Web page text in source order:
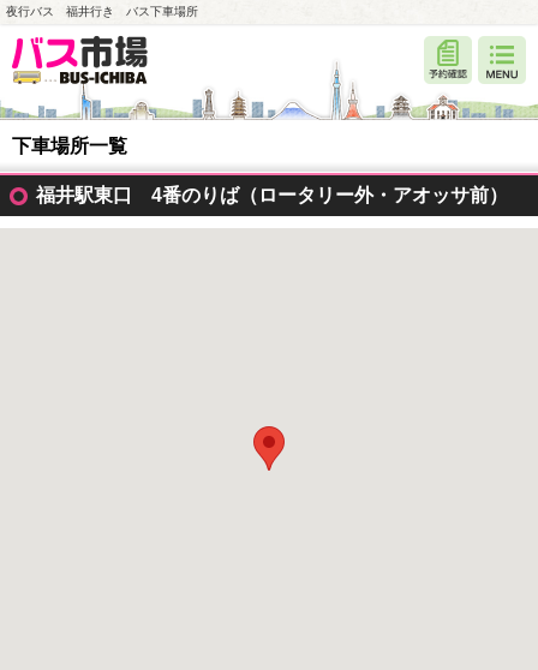
夜行バス 福井行き バス下車場所
下車場所一覧
福井駅東口 4番のりば（ロータリー外・アオッサ前）